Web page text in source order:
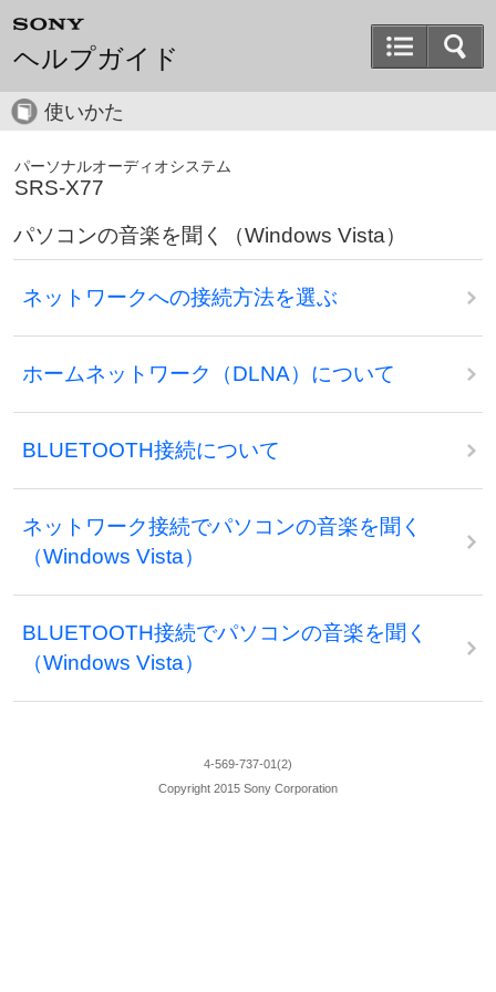
ヘルプガイド
使いかた
パーソナルオーディオシステム
SRS-X77
パソコンの音楽を聞く（Windows Vista）
ネットワークへの接続方法を選ぶ
ホームネットワーク（DLNA）について
BLUETOOTH接続について
ネットワーク接続でパソコンの音楽を聞く
（Windows Vista）
BLUETOOTH接続でパソコンの音楽を聞く
（Windows Vista）
4-569-737-01(2)
Copyright 2015 Sony Corporation